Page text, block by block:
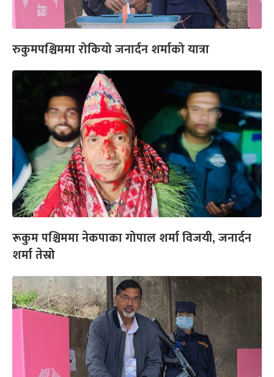
रुकुमपश्चिममा रोकियो जनार्दन शर्माको यात्रा
रूकुम पश्चिममा नेकपाका गोपाल शर्मा विजयी, जनार्दन
शर्मा तेस्रो